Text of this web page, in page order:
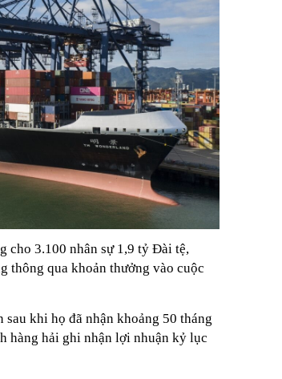
cho 3.100 nhân sự 1,9 tỷ Đài tệ,
thông qua khoản thưởng vào cuộc
khi họ đã nhận khoảng 50 tháng
hàng hải ghi nhận lợi nhuận kỷ lục